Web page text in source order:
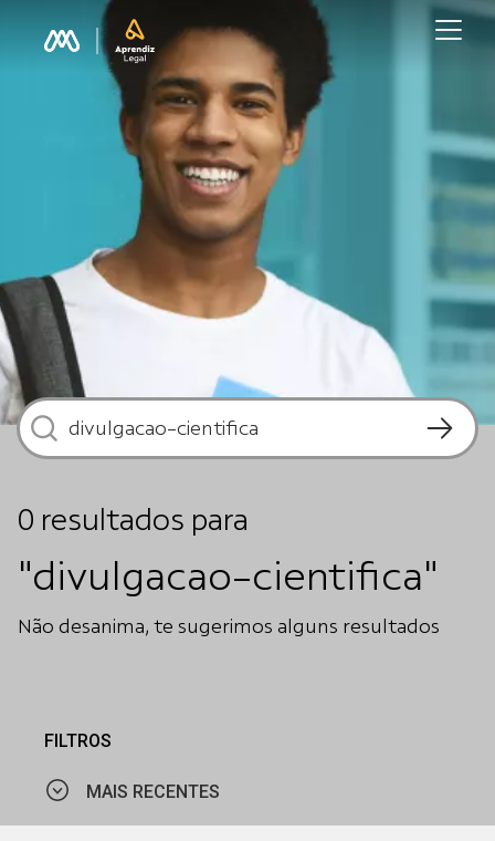
0 resultados para
"divulgacao-cientifica"
Não desanima, te sugerimos alguns resultados
FILTROS
MAIS RECENTES